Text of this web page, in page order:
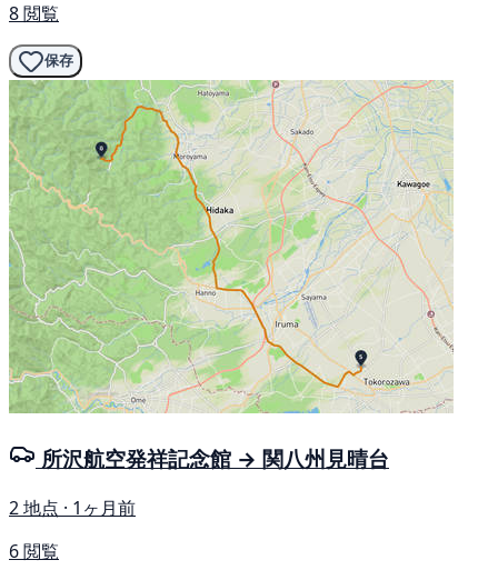
8 閲覧
保存
所沢航空発祥記念館 → 関八州見晴台
2 地点 · 1ヶ月前
6 閲覧